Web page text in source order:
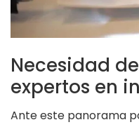
Necesidad
expertos en
Ante este panorama